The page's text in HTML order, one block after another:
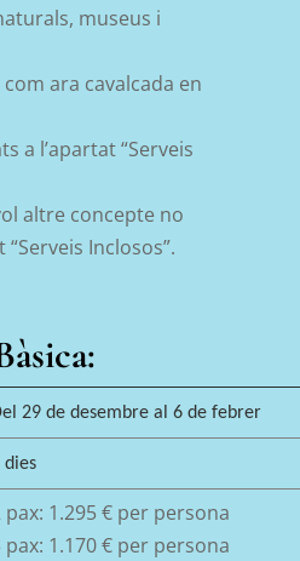
museus i
ara cavalcada en
a l’apartat “Serveis
altre concepte no
Inclosos”.
29 de desembre al 6 de febrer
dies
pax: 1.295 € per persona
pax: 1.170 € per persona